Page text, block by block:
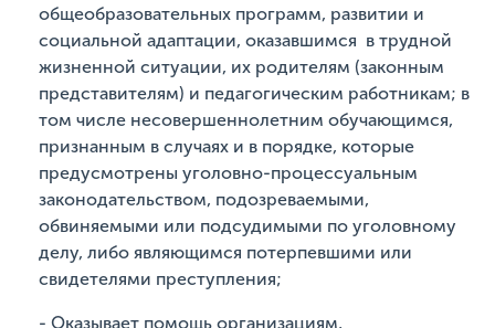
общеобразовательных программ, развитии и
социальной адаптации, оказавшимся в трудной
жизненной ситуации, их родителям (законным
представителям) и педагогическим работникам; в
том числе несовершеннолетним обучающимся,
признанным в случаях и в порядке, которые
предусмотрены уголовно-процессуальным
законодательством, подозреваемыми,
обвиняемыми или подсудимыми по уголовному
делу, либо являющимся потерпевшими или
свидетелями преступления;
- Оказывает помощь организациям,